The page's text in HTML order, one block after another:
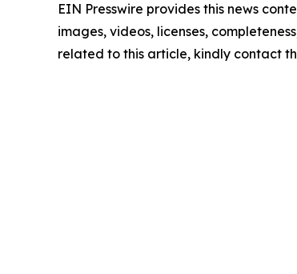
EIN Presswire provides this news
images, videos, licenses,
related to this article, kindly contact